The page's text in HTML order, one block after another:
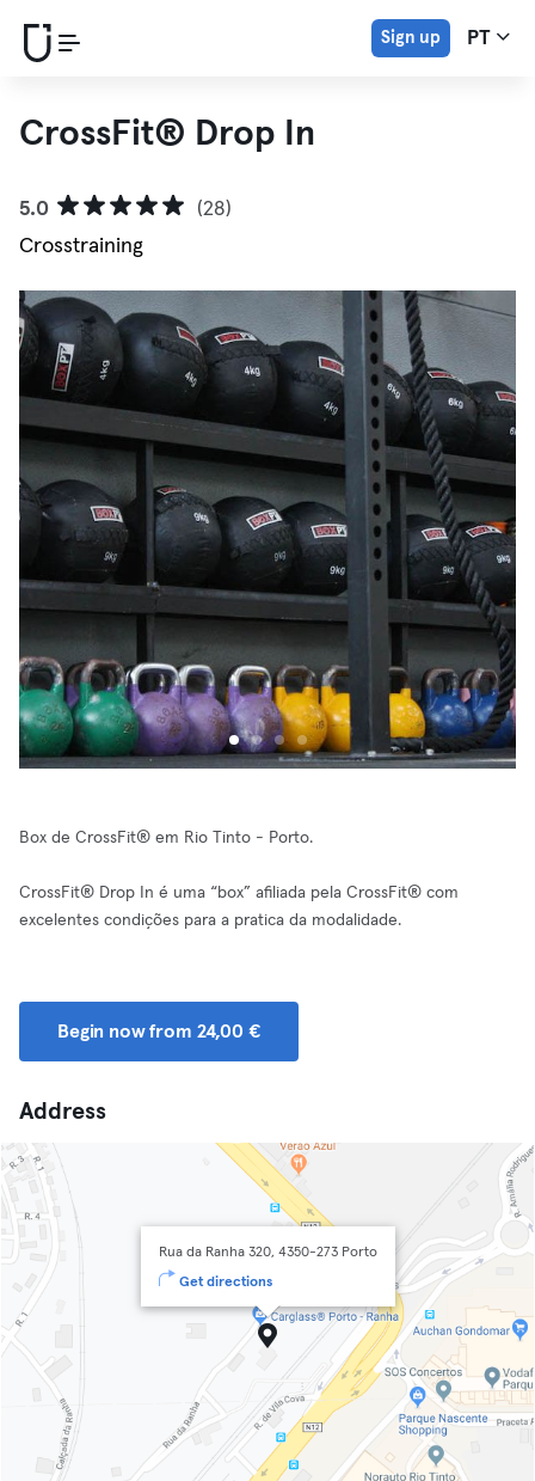
Sign up PT
CrossFit® Drop In
5.0
(28)
Crosstraining
Box de CrossFit® em Rio Tinto - Porto.
CrossFit® Drop In é uma “box” afiliada pela CrossFit® com
excelentes condições para a pratica da modalidade.
Begin now from 24,00 €
Address
Rua da Ranha 320, 4350-273 Porto
Get directions